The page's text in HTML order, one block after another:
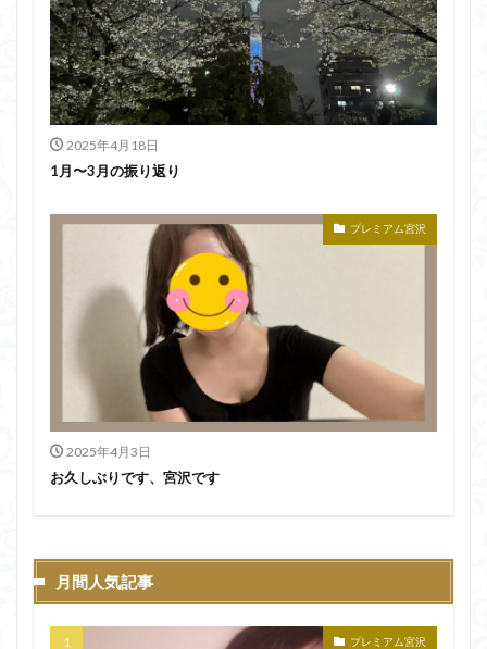
2025年4月18日
1月〜3月の振り返り
プレミアム宮沢
2025年4月3日
お久しぶりです、宮沢です
月間人気記事
プレミアム宮沢